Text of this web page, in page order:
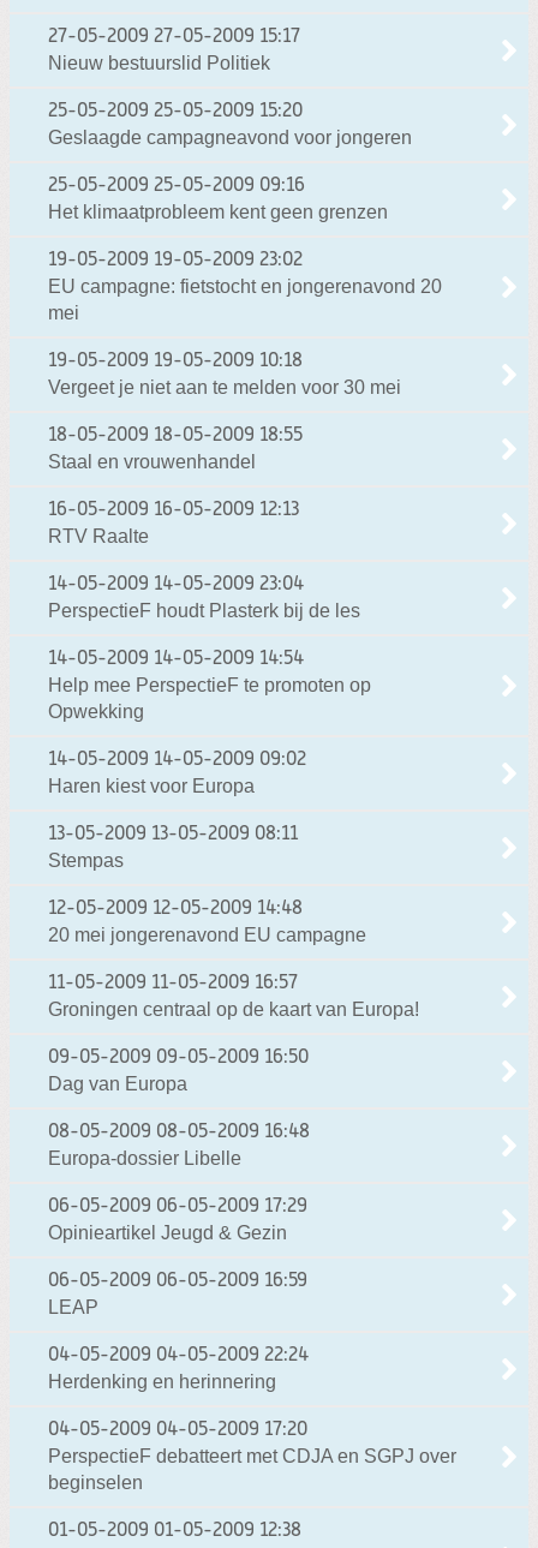
27-05-2009 27-05-2009 15:17
Nieuw bestuurslid Politiek
25-05-2009 25-05-2009 15:20
Geslaagde campagneavond voor jongeren
25-05-2009 25-05-2009 09:16
Het klimaatprobleem kent geen grenzen
19-05-2009 19-05-2009 23:02
EU campagne: fietstocht en jongerenavond 20
mei
19-05-2009 19-05-2009 10:18
Vergeet je niet aan te melden voor 30 mei
18-05-2009 18-05-2009 18:55
Staal en vrouwenhandel
16-05-2009 16-05-2009 12:13
RTV Raalte
14-05-2009 14-05-2009 23:04
PerspectieF houdt Plasterk bij de les
14-05-2009 14-05-2009 14:54
Help mee PerspectieF te promoten op
Opwekking
14-05-2009 14-05-2009 09:02
Haren kiest voor Europa
13-05-2009 13-05-2009 08:11
Stempas
12-05-2009 12-05-2009 14:48
20 mei jongerenavond EU campagne
11-05-2009 11-05-2009 16:57
Groningen centraal op de kaart van Europa!
09-05-2009 09-05-2009 16:50
Dag van Europa
08-05-2009 08-05-2009 16:48
Europa-dossier Libelle
06-05-2009 06-05-2009 17:29
Opinieartikel Jeugd & Gezin
06-05-2009 06-05-2009 16:59
LEAP
04-05-2009 04-05-2009 22:24
Herdenking en herinnering
04-05-2009 04-05-2009 17:20
PerspectieF debatteert met CDJA en SGPJ over
beginselen
01-05-2009 01-05-2009 12:38